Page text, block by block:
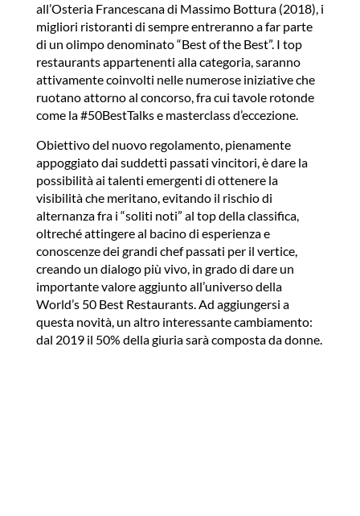
all’Osteria Francescana di Massimo Bottura (2018), i
migliori ristoranti di sempre entreranno a far parte
di un olimpo denominato “Best of the Best”. I top
restaurants appartenenti alla categoria, saranno
attivamente coinvolti nelle numerose iniziative che
ruotano attorno al concorso, fra cui tavole rotonde
come la #50BestTalks e masterclass d’eccezione.
Obiettivo del nuovo regolamento, pienamente
appoggiato dai suddetti passati vincitori, è dare la
possibilità ai talenti emergenti di ottenere la
visibilità che meritano, evitando il rischio di
alternanza fra i “soliti noti” al top della classifica,
oltreché attingere al bacino di esperienza e
conoscenze dei grandi chef passati per il vertice,
creando un dialogo più vivo, in grado di dare un
importante valore aggiunto all’universo della
World’s 50 Best Restaurants. Ad aggiungersi a
questa novità, un altro interessante cambiamento:
dal 2019 il 50% della giuria sarà composta da donne.